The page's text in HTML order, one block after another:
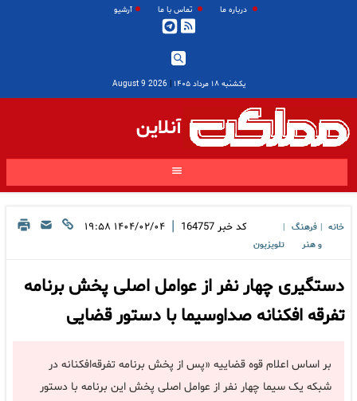
درباره ما تماس با ما آرشیو
یکشنبه ۱۸ مرداد ۱۴۰۵ |
2026 August 9
آنلاین
خانه
فرهنگ
و هنر
تلویزیون
کد خبر 164757
| ۱۴۰۴/۰۲/۰۴ ۱۹:۵۸
دستگیری چهار نفر از عوامل اصلی پخش برنامه
تفرقه افکنانه صداوسیما با دستور قضایی
بر اساس اعلام قوه قضاییه «پس از پخش برنامه تفرقه‌افکنانه در
شبکه یک سیما چهار نفر از عوامل اصلی پخش این برنامه با دستور